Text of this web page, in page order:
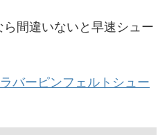
間違いないと早速シュー
バーピンフェルトシュー